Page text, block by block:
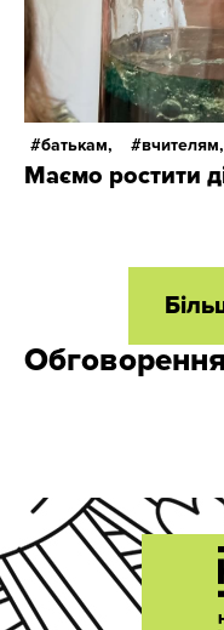
батькам, вчителям,
Маємо ростити
Обговорення